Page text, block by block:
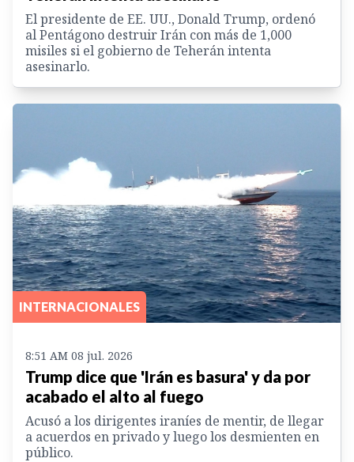
El presidente de EE. UU., Donald Trump, ordenó
al Pentágono destruir Irán con más de 1,000
misiles si el gobierno de Teherán intenta
asesinarlo.
INTERNACIONALES
8:51 AM 08 jul. 2026
Trump dice que 'Irán es basura' y da por
acabado el alto al fuego
Acusó a los dirigentes iraníes de mentir, de llegar
a acuerdos en privado y luego los desmienten en
público.